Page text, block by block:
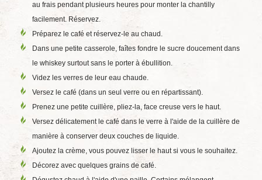
au frais pendant plusieurs heures pour monter la chantilly
facilement. Réservez.
Préparez le café et réservez-le au chaud.
Dans une petite casserole, faîtes fondre le sucre doucement dans
le whiskey surtout sans le porter à ébullition.
Videz les verres de leur eau chaude.
Versez le café (dans un seul verre ou en répartissant).
Prenez une petite cuillère, pliez-la, face creuse vers le haut.
Versez délicatement le café dans le verre à l'aide de la cuillère de
manière à conserver deux couches de liquide.
Ajoutez la crème, vous pouvez lisser le haut si vous le souhaitez.
Décorez avec quelques grains de café.